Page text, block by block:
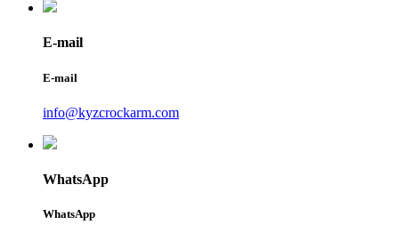
E-mail
E-mail
info@kyzcrockarm.com
WhatsApp
WhatsApp